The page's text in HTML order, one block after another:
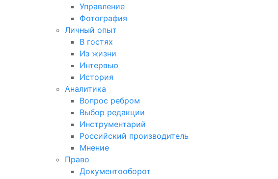
Управление
Фотография
Личный опыт
В гостях
Из жизни
Интервью
История
Аналитика
Вопрос ребром
Выбор редакции
Инструментарий
Российский производитель
Мнение
Право
Документооборот